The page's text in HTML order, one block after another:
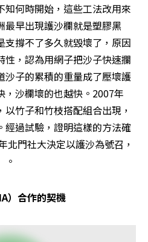
知何時開始，這些工法改用來
最早出現護沙欄就是塑膠黑
撐不了多久就毀壞了，原因
，認為用網子把沙子快速攔
沙子的累積的重量成了壓壞護
，沙欄壞的也越快。2007年
竹子和竹枝搭配組合出現，
經過試驗，證明這樣的方法確
北門社大決定以護沙為號召，
。
）合作的契機